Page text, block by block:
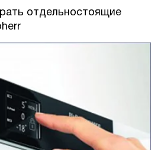
отдельностоящие